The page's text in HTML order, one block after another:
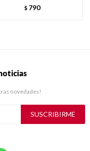
$ 790
novedades!
SUSCRIBIRME